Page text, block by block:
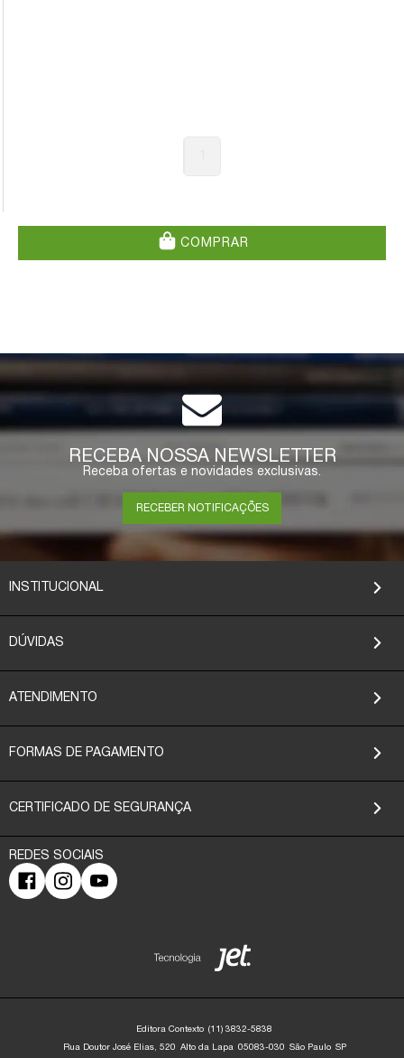
COMPRAR
RECEBA NOSSA NEWSLETTER
Receba ofertas e novidades exclusivas.
RECEBER NOTIFICAÇÕES
INSTITUCIONAL
DÚVIDAS
ATENDIMENTO
FORMAS DE PAGAMENTO
CERTIFICADO DE SEGURANÇA
Editora Contexto (11) 3832-5838
Rua Doutor José Elias, 520 Alto da Lapa 05083-030 São Paulo SP